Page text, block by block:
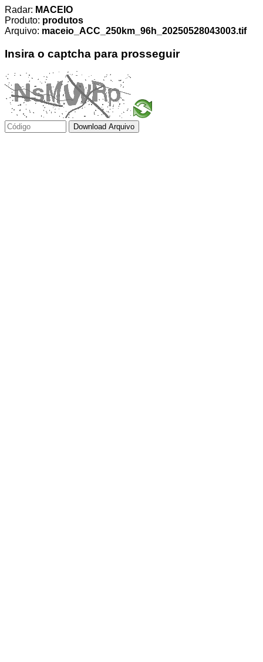
Radar: MACEIO
Produto: produtos
Arquivo: maceio_ACC_250km_96h_20250528043003.tif
Insira o captcha para prosseguir